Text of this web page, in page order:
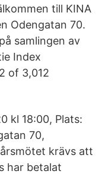
till KINA
Odengatan 70.
samlingen av
Index
of 3,012
kl 18:00, Plats:
70,
krävs att
har betalat